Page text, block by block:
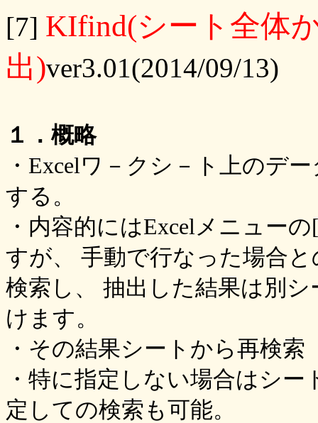
[7] KIfind(シート全体
出)ver3.01(2014/09/13)
１．概略
・Excelワ－クシ－ト上のデ
する。
・内容的にはExcelメニュー
すが、 手動で行なった場合
検索し、 抽出した結果は別
けます。
・その結果シートから再検
・特に指定しない場合はシ
定しての検索も可能。